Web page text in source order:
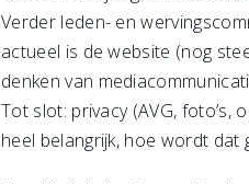
Verder leden- en
actueel is de website (nog
denken van
Tot slot: privacy (AVG, foto’s,
heel belangrijk, hoe wordt dat